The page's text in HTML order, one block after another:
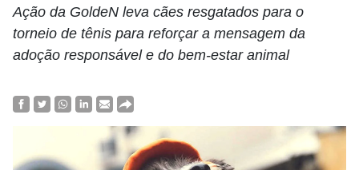
Ação da GoldeN leva cães resgatados para o
torneio de tênis para reforçar a mensagem da
adoção responsável e do bem-estar animal